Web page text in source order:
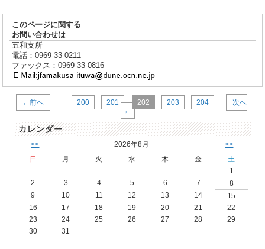
このページに関する
お問い合わせは
五和支所
電話：0969-33-0211
ファックス：0969-33-0816
←前へ 200 201 202 203 204
次へ
→
カレンダー
<< 2026年8月 >>
日 月 火 水 木 金
土
1
2
3 4 5 6 7
8
9
10 11 12 13 14
15
16
17 18 19 20 21
22
23
24 25 26 27 28
29
30
31